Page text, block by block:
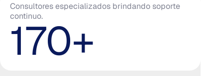
Consultores especializados brindando soporte
continuo.
170+